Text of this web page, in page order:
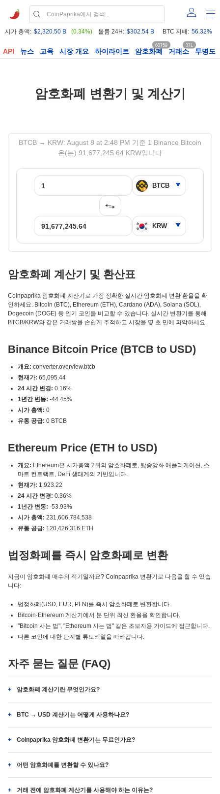
시가 총액: $2,320.50 B (0.34%) 볼륨 24H: $302.54 B BTC 지배: 56.32%
API 뉴스 교육 시장 개요 하이라이트 암호화폐
60759
거래소
371
투명도
암호화폐 변환기 및 계산기
BTCB → KRW: August 8 at 2:48 PM 기준 1 Binance Bitcoin
은(는) 91,677,245.64 KRW입니다
암호화폐 계산기 및 환산표
Coinpaprika 암호화폐 계산기로 가장 정확한 실시간 암호화폐 변환 환율을 확
인하세요. Bitcoin (BTC), Ethereum (ETH), Cardano (ADA), Solana (SOL),
Dogecoin (DOGE) 등 인기 코인을 비교할 수 있습니다. 실시간 변환기를 통해
BTCB/KRW와 같은 거래쌍을 손쉽게 추적하고 시장을 몇 초 만에 파악하세요.
Binance Bitcoin Price (BTCB to USD)
개요: converter.overview.btcb
현재가: 65,095.44
24 시간 변경: 0.16%
1년간 변동: -44.45%
시가 총액: 0
유통 공급: 0 BTCB
Ethereum Price (ETH to USD)
개요: Ethereum은 시가총액 2위의 암호화폐로, 탈중앙화 애플리케이션, 스
마트 컨트랙트, DeFi 생태계의 기반입니다.
현재가: 1,923.22
24 시간 변경: 0.36%
1년간 변동: -53.93%
시가 총액: 231,606,784,538
유통 공급: 120,426,316 ETH
법정화폐를 즉시 암호화폐로 변환
지금이 암호화폐 매수의 적기일까요? Coinpaprika 변환기로 다음을 할 수 있습
니다:
법정화폐(USD, EUR, PLN)를 즉시 암호화폐로 변환합니다.
Bitcoin·Ethereum 계산기에서 분 단위 최신 환율을 확인합니다.
"Bitcoin 사는 법", "Ethereum 사는 법" 같은 초보자용 가이드에 접근합니다.
다른 코인에 대한 단계별 튜토리얼을 따라갑니다.
자주 묻는 질문 (FAQ)
암호화폐 계산기란 무엇인가요?
BTC → USD 계산기는 어떻게 사용하나요?
Coinpaprika 암호화폐 변환기는 무료인가요?
어떤 암호화폐를 변환할 수 있나요?
거래 전에 암호화폐 계산기를 사용해야 하는 이유는?